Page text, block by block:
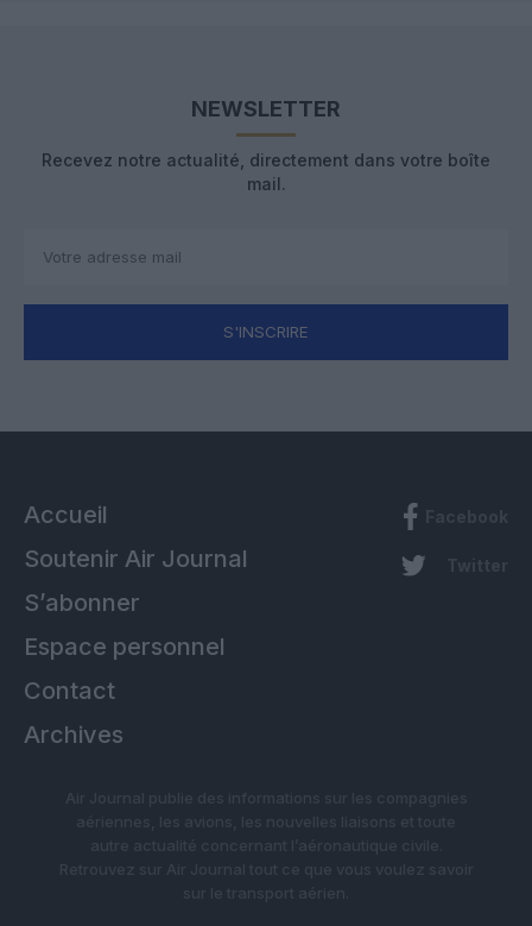
NEWSLETTER
Recevez notre actualité, directement dans votre boîte
mail.
S'INSCRIRE
Accueil
Soutenir Air Journal
S’abonner
Espace personnel
Contact
Archives